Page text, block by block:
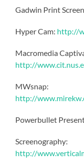
Gadwin Print
Hyper Cam: http://
Macromedia
http://
MWsnap:
http://
Powerbullet
Screenography:
http://